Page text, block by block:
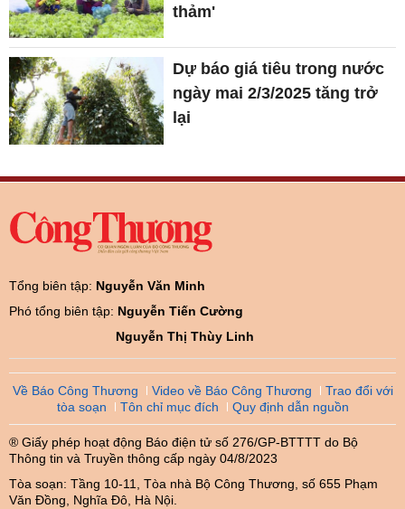
thảm'
Dự báo giá tiêu trong nước
ngày mai 2/3/2025 tăng trở
lại
Tổng biên tập: Nguyễn Văn Minh
Phó tổng biên tập: Nguyễn Tiến Cường
Nguyễn Thị Thùy Linh
Về Báo Công Thương Video về Báo Công Thương
Trao đổi với
tòa soạn
Tôn chỉ mục đích Quy định dẫn nguồn
® Giấy phép hoạt động Báo điện tử số 276/GP-BTTTT do Bộ
Thông tin và Truyền thông cấp ngày 04/8/2023
Tòa soạn: Tầng 10-11, Tòa nhà Bộ Công Thương, số 655 Phạm
Văn Đồng, Nghĩa Đô, Hà Nội.